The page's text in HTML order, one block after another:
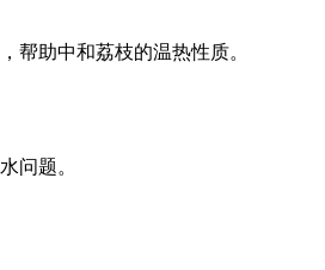
帮助中和荔枝的温热性质。
问题。